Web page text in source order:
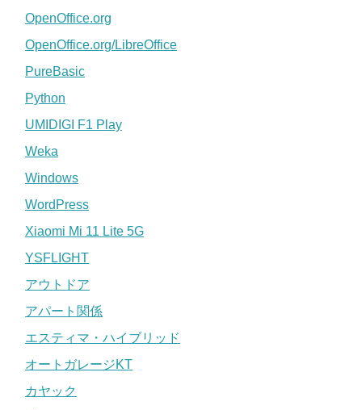
OpenOffice.org
OpenOffice.org/LibreOffice
PureBasic
Python
UMIDIGI F1 Play
Weka
Windows
WordPress
Xiaomi Mi 11 Lite 5G
YSFLIGHT
アウトドア
アパート関係
エスティマ・ハイブリッド
オートガレージKT
カヤック